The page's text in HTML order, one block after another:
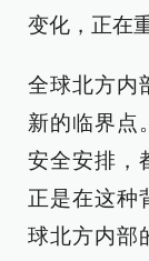
变化，正在
全球北方内
新的临界点
安全安排，
正是在这种
球北方内部